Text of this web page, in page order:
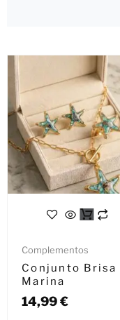
Complementos
Conjunto Brisa
Marina
14,99€